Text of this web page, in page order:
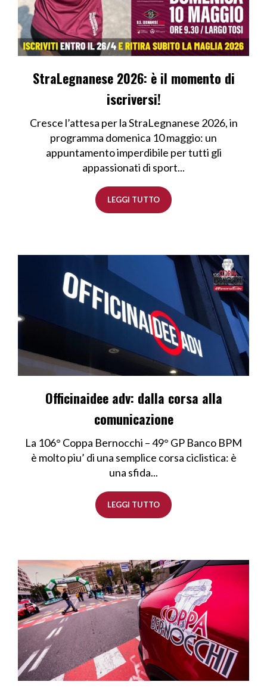
StraLegnanese 2026: è il momento di
iscriversi!
Cresce l’attesa per la StraLegnanese 2026, in
programma domenica 10 maggio: un
appuntamento imperdibile per tutti gli
appassionati di sport...
LEGGI TUTTO
Officinaidee adv: dalla corsa alla
comunicazione
La 106° Coppa Bernocchi – 49° GP Banco BPM
è molto piu’ di una semplice corsa ciclistica: è
una sfida...
LEGGI TUTTO